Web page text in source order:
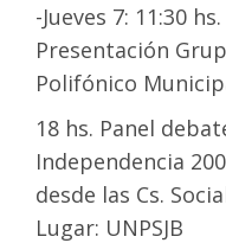
-Jueves 7: 11:30
Presentación
Polifónico
18 hs. Panel
Independencia
desde las Cs.
Lugar: UNPSJB